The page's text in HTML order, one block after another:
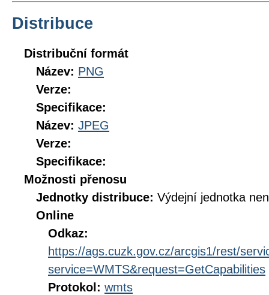
Distribuce
Distribuční formát
Název: PNG
Verze:
Specifikace:
Název: JPEG
Verze:
Specifikace:
Možnosti přenosu
Jednotky distribuce: Výdejní jednotka
Online
Odkaz:
https://ags.cuzk.gov.cz/arcgis1/rest/
service=WMTS&request=GetCapabilities
Protokol: wmts